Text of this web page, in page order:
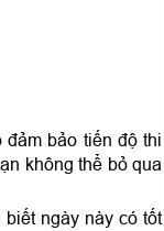
bảo tiến độ thi
không thể bỏ qua
ngày này có tốt